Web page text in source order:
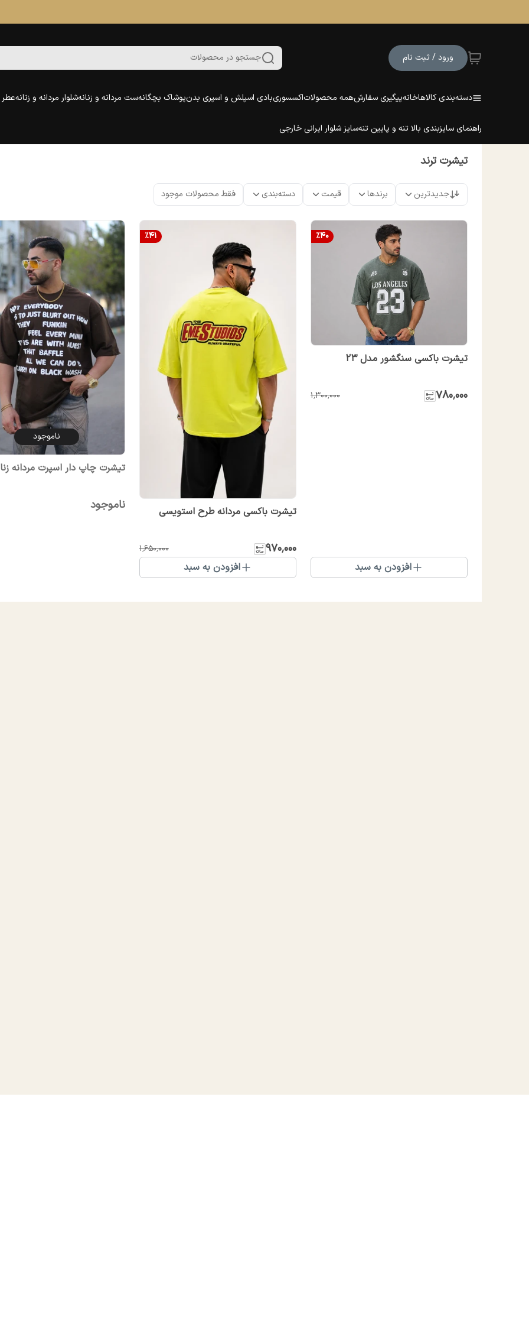
ورود / ثبت نام جستجو در محصولات
دسته‌بندی کالاهاخانهپیگیری سفارشهمه محصولاتاکسسوریبادی اسپلش و اسپری بدنپوشاک بچگانهست مردانه و زنانهشلوار مردانه و زنانهعطر
راهنمای سایزبندی بالا تنه و پایین تنهسایز شلوار ایرانی خارجی
تیشرت ترند
جدیدترین برندها قیمت دسته‌بندی فقط محصولات موجود
%40
تیشرت باکسی سنگشور مدل 23
۷۸۰٬۰۰۰ ۱٬۳۰۰٬۰۰۰
افزودن به سبد
%41
تیشرت باکسی مردانه طرح استویسی
۹۷۰٬۰۰۰ ۱٬۶۵۰٬۰۰۰
افزودن به سبد
ناموجود
تیشرت چاپ دار اسپرت مردانه
ناموجود